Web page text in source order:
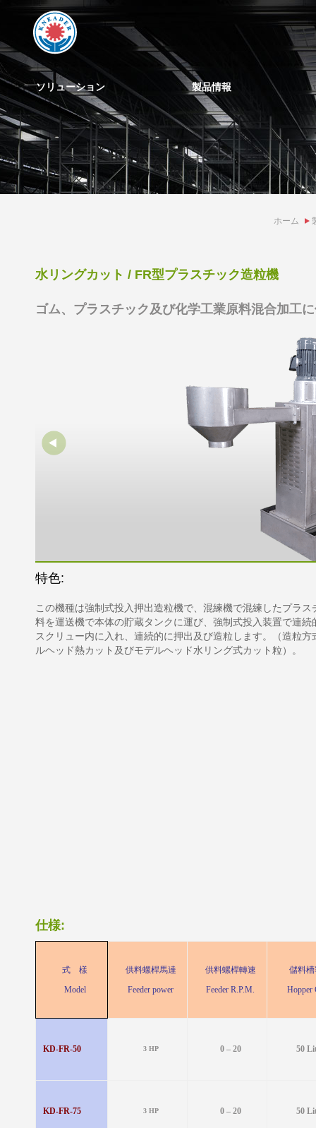
ソリューション 製品情報
ホーム
水リングカット / FR型プラスチック造粒機
ゴム、プラスチック及び化学工業原料混合加工
特色:
この機種は強制式投入押出造粒機で、混練機で混練したプラス
料を運送機で本体の貯蔵タンクに運び、強制式投入装置で連続
スクリュー内に入れ、連続的に押出及び造粒します。（造粒方
ルヘッド熱カット及びモデルヘッド水リング式カット粒）。
仕様:
式 樣
Model
供料螺桿馬達
Feeder power
供料螺桿轉速
Feeder R.P.M.
儲料
Hopper
KD-FR-50 3 HP 0 – 20 50
KD-FR-75 3 HP 0 – 20 50